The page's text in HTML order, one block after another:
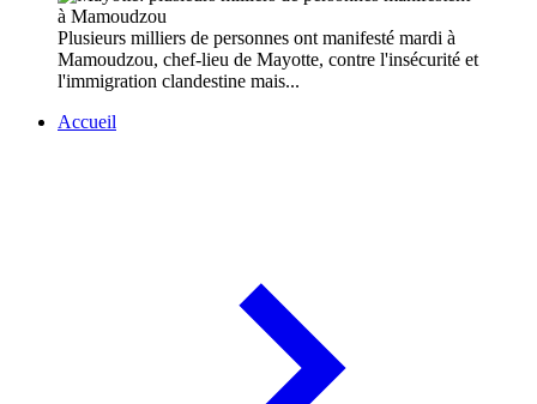
Plusieurs milliers de personnes ont manifesté mardi à
Mamoudzou, chef-lieu de Mayotte, contre l'insécurité et
l'immigration clandestine mais...
Accueil